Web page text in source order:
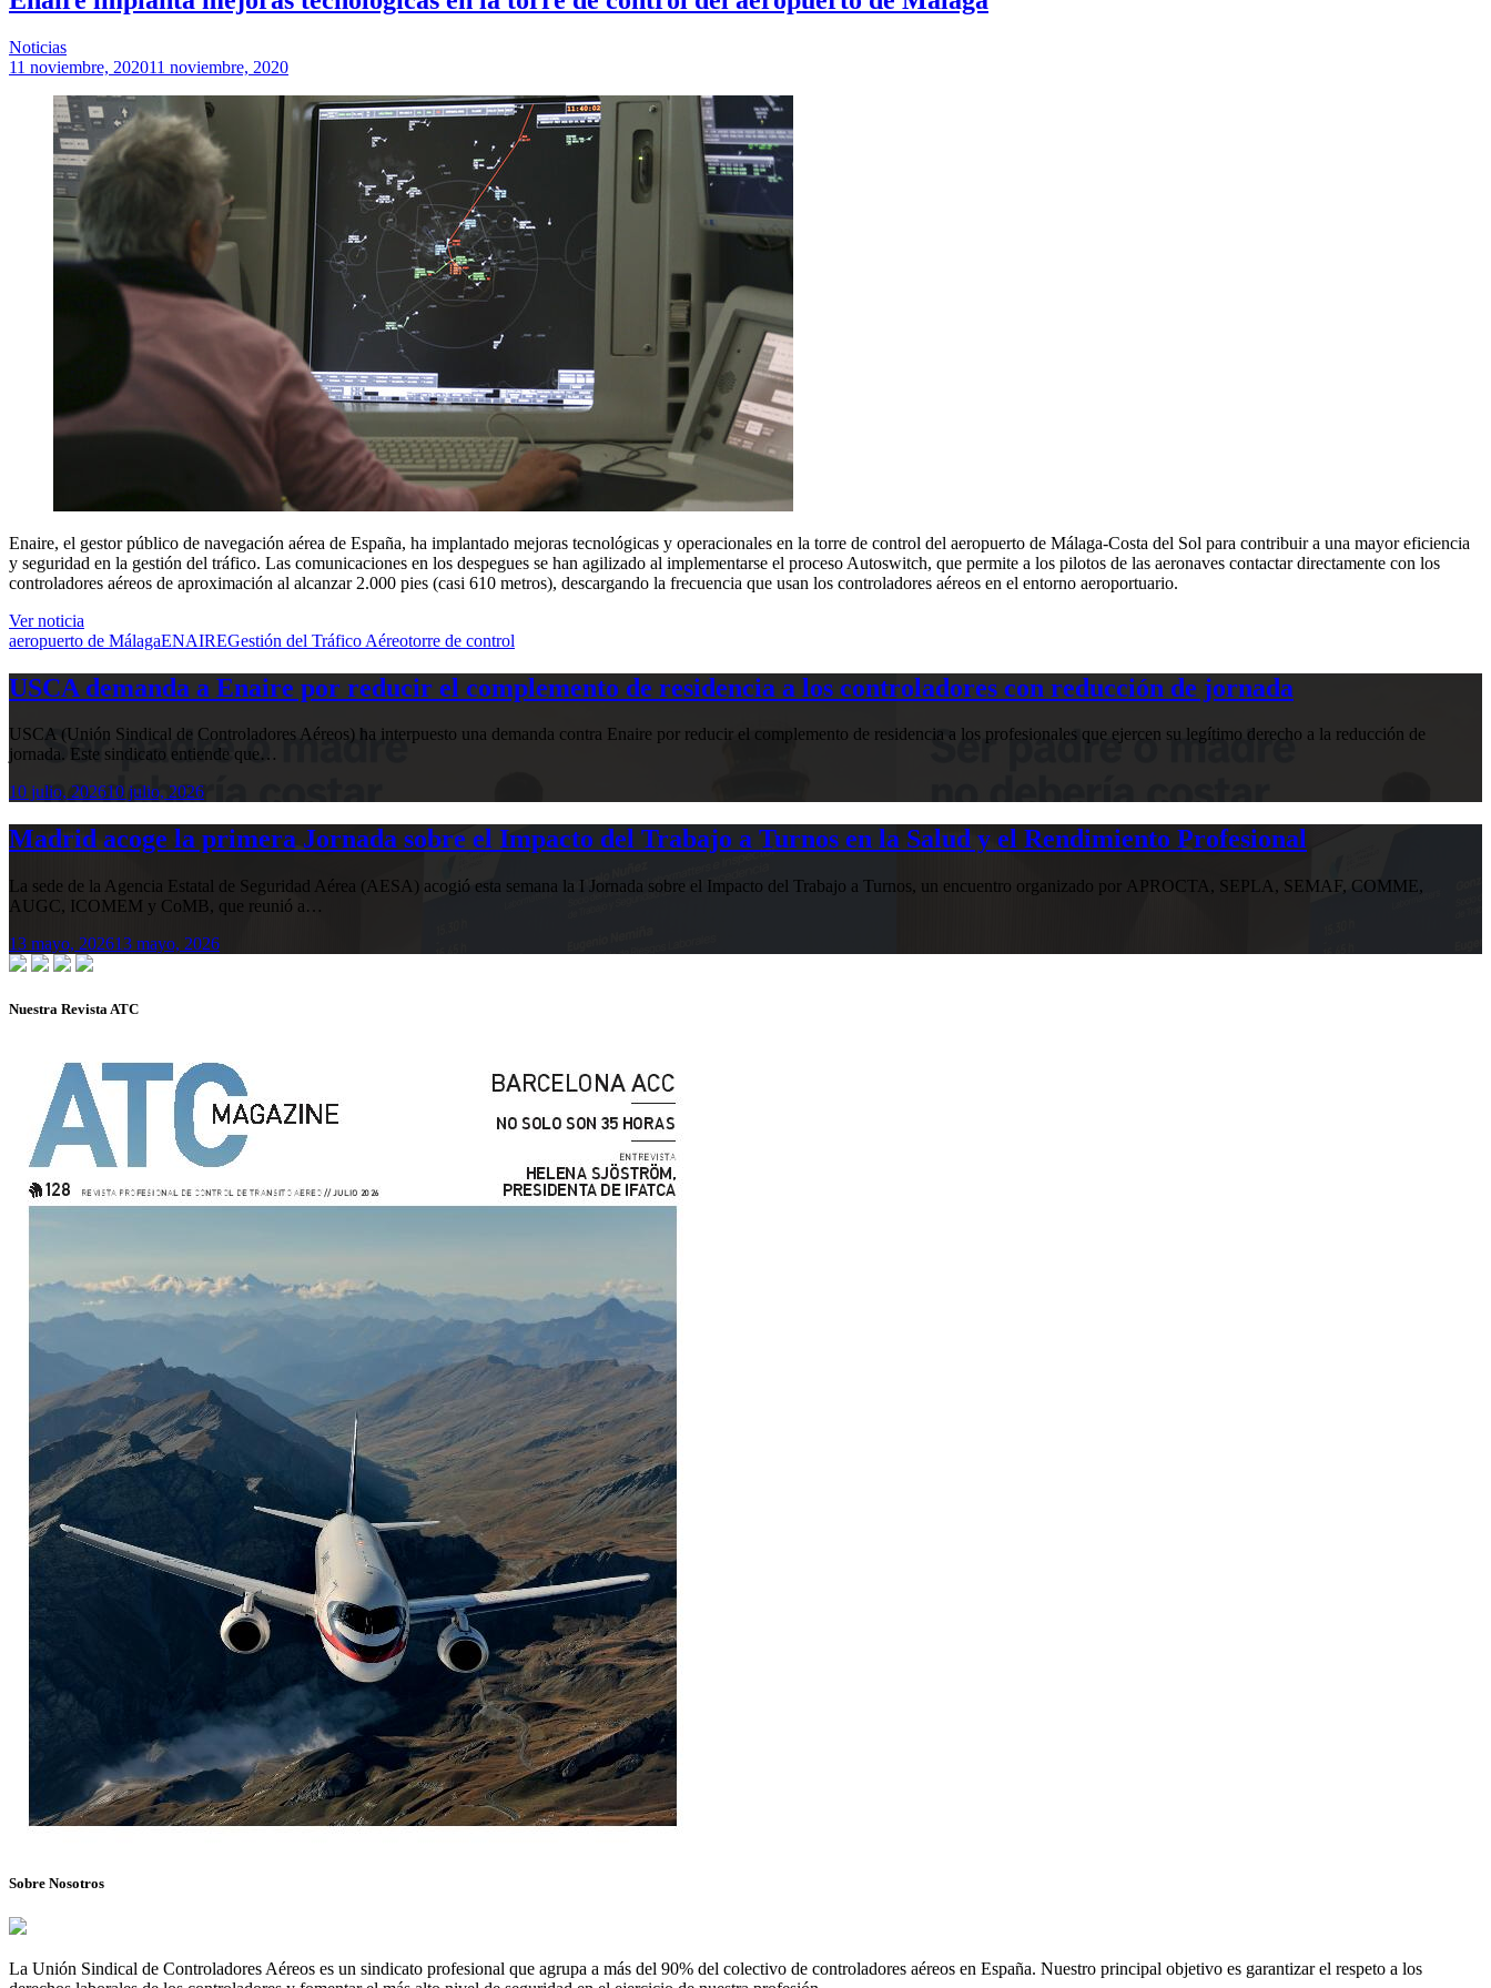
Noticias
11 noviembre, 202011 noviembre, 2020
Enaire, el gestor público de navegación aérea de España, ha implantado mejoras tecnológicas y operacionales en la torre de control del aeropuerto de Málaga-Costa del Sol para contribuir a una mayor eficiencia
y seguridad en la gestión del tráfico. Las comunicaciones en los despegues se han agilizado al implementarse el proceso Autoswitch, que permite a los pilotos de las aeronaves contactar directamente con los
controladores aéreos de aproximación al alcanzar 2.000 pies (casi 610 metros), descargando la frecuencia que usan los controladores aéreos en el entorno aeroportuario.
Ver noticia
aeropuerto de MálagaENAIREGestión del Tráfico Aéreotorre de control
USCA demanda a Enaire por reducir el complemento de residencia a los controladores con reducción de jornada
USCA (Unión Sindical de Controladores Aéreos) ha interpuesto una demanda contra Enaire por reducir el complemento de residencia a los profesionales que ejercen su legítimo derecho a la reducción de
jornada. Este sindicato entiende que…
10 julio, 202610 julio, 2026
Madrid acoge la primera Jornada sobre el Impacto del Trabajo a Turnos en la Salud y el Rendimiento Profesional
La sede de la Agencia Estatal de Seguridad Aérea (AESA) acogió esta semana la I Jornada sobre el Impacto del Trabajo a Turnos, un encuentro organizado por APROCTA, SEPLA, SEMAF, COMME,
AUGC, ICOMEM y CoMB, que reunió a…
13 mayo, 202613 mayo, 2026
Nuestra Revista ATC
Sobre Nosotros
La Unión Sindical de Controladores Aéreos es un sindicato profesional que agrupa a más del 90% del colectivo de controladores aéreos en España. Nuestro principal objetivo es garantizar el respeto a los